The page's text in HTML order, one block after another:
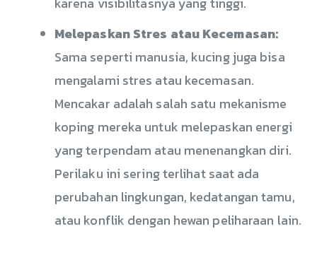
Melepaskan Stres atau Kecemasan:
Sama seperti manusia, kucing juga bisa
mengalami stres atau kecemasan.
Mencakar adalah salah satu mekanisme
koping mereka untuk melepaskan energi
yang terpendam atau menenangkan diri.
Perilaku ini sering terlihat saat ada
perubahan lingkungan, kedatangan tamu,
atau konflik dengan hewan peliharaan lain.